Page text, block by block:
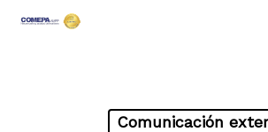
Hit enter to search or ESC to
Comunicación